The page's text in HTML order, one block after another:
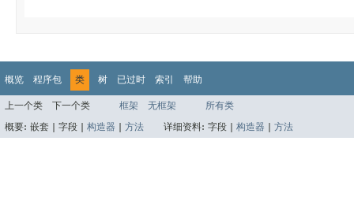
概览 程序包 类 树 已过时 索引 帮助
上一个类 下一个类 框架 无框架
所有类
概要: 嵌套 | 字段 | 构造器 方法 详细资料: 字段 | 构造器 方法